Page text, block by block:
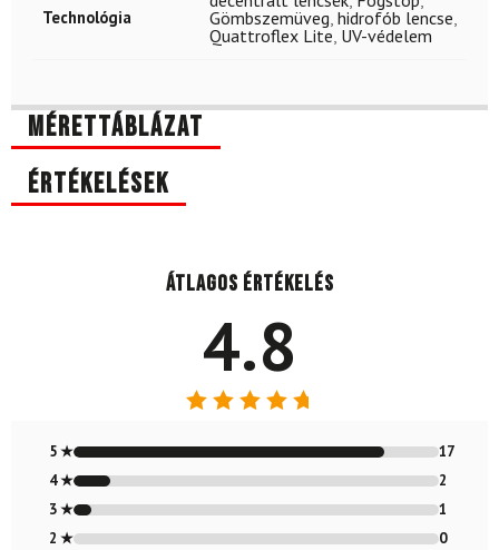
Technológia
Gömbszemüveg, hidrofób lencse,
Quattroflex Lite, UV-védelem
Mérettáblázat
Értékelések
Átlagos értékelés
4.8
4.80/ 5
5 ★
17
4 ★
2
3 ★
1
2 ★
0